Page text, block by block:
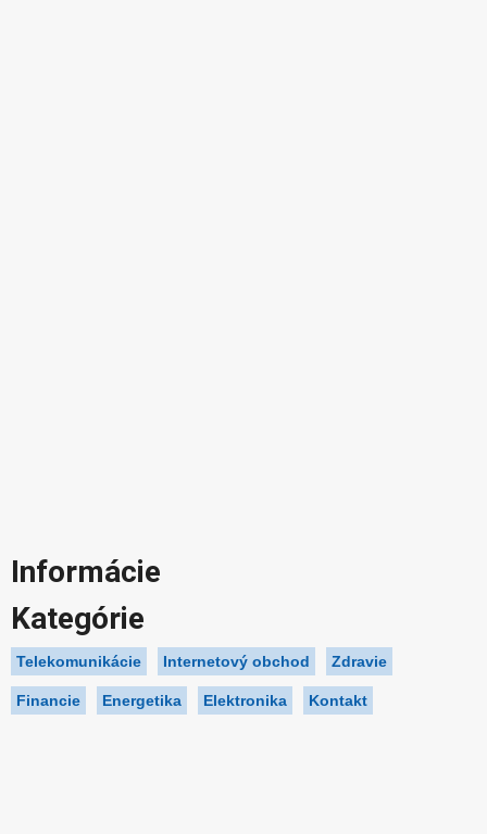
Informácie
Kategórie
Telekomunikácie Internetový obchod Zdravie
Financie Energetika Elektronika Kontakt